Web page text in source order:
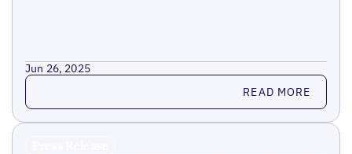
Jun 26, 2025
Read more READ MORE